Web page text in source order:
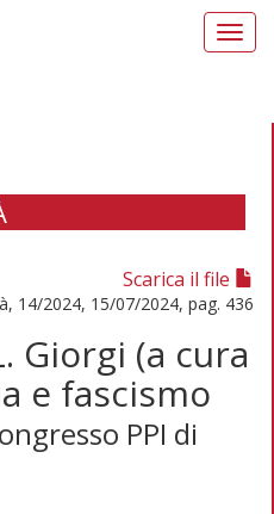
Scarica il file
14/2024, 15/07/2024, pag. 436
Giorgi (a cura
e fascismo
PPI di